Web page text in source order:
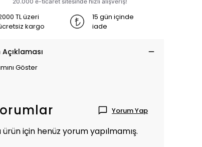
TL üzeri
kargo
15 gün içinde
iade
Açıklaması
Göster
Yorum Yap
ürün için henüz yorum yapılmamış.